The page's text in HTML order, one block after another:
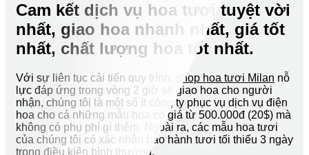
Cam kết dịch vụ hoa tươi tuyệt vời
nhất, giao hoa nhanh nhất, giá tốt
nhất, chất lượng hoa tốt nhất.
Với sự liên tục cải tiến quy trình, shop hoa tươi Milan nỗ
lực đáp ứng trong vòng 2 giờ sẽ giao hoa cho người
nhận, chúng tôi là một số ít công ty phục vụ dịch vụ điện
hoa cho cả những mẫu hoa có giá từ 500.000đ (20$) mà
không có phụ phí gì thêm. Ngoài ra, các mẫu hoa tươi
của chúng tôi có xác nhận bảo hành tươi tối thiểu 3 ngày
trong điều kiện bình thường.